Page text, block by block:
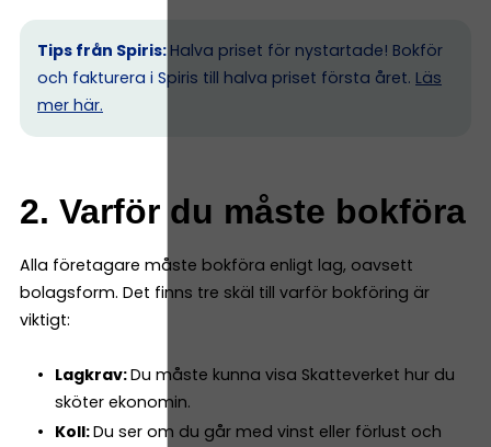
Tips från Spiris: Halva priset för nystartade! Bokför
och fakturera i Spiris till halva priset första året. Läs
mer här.
2. Varför du måste bokföra
Alla företagare måste bokföra enligt lag, oavsett
bolagsform. Det finns tre skäl till varför bokföring är
viktigt:
Lagkrav:Du måste kunna visa Skatteverket hur du
sköter ekonomin.
Koll:Du ser om du går med vinst eller förlust och